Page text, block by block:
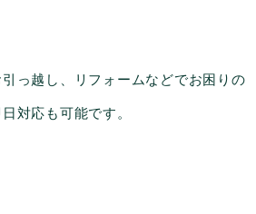
っ越し、リフォームなどでお困りの
対応も可能です。